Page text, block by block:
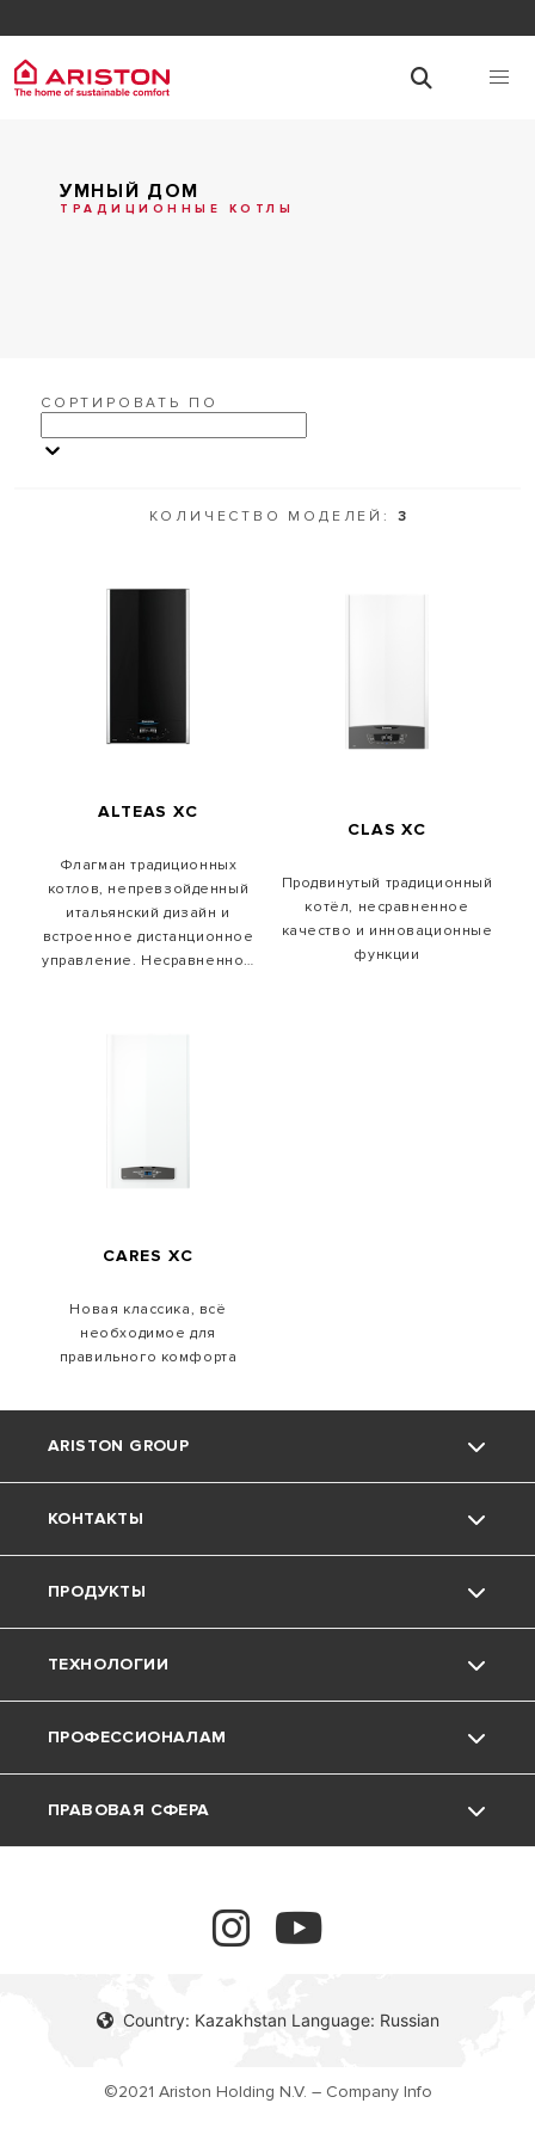
УМНЫЙ ДОМ
ТРАДИЦИОННЫЕ КОТЛЫ
СОРТИРОВАТЬ ПО
КОЛИЧЕСТВО МОДЕЛЕЙ: 3
ALTEAS XC
Флагман традиционных
котлов, непревзойденный
итальянский дизайн и
встроенное дистанционное
управление. Несравненное
CLAS XC
Продвинутый традиционный
котёл, несравненное
качество и инновационные
функции
CARES XC
Новая классика, всё
необходимое для
правильного комфорта
Country: Kazakhstan Language: Russian
ARISTON GROUP
О компании Ariston
Группа
Карьера
КОНТАКТЫ
Поддержка
Скачать Документы
ПРОДУКТЫ
Котлы
Водонагреватели
Аксессуары для котлов
ТЕХНОЛОГИИ
Конденсационные котлы
Традиционные котлы
ПРОФЕССИОНАЛАМ
программы помощи
ПРАВОВАЯ СФЕРА
©2021 Ariston Holding N.V. – Company Info